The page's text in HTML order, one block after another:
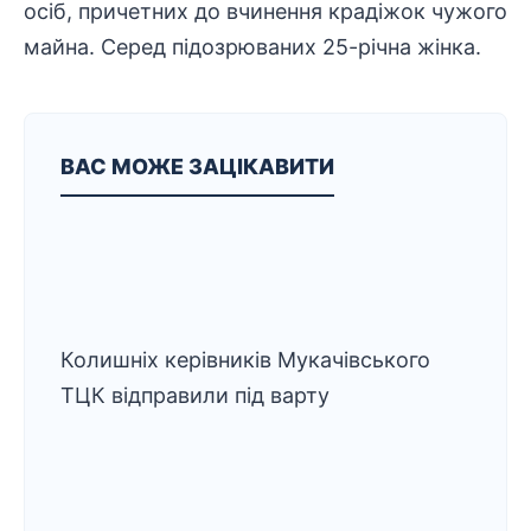
осіб, причетних до вчинення крадіжок чужого
майна. Серед підозрюваних 25-річна жінка.
ВАС МОЖЕ ЗАЦІКАВИТИ
Колишніх керівників Мукачівського
ТЦК відправили під варту